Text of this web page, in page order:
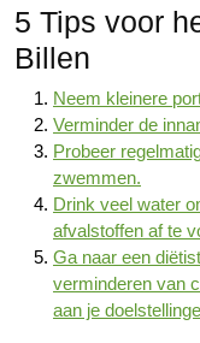
5 Tips voor
Billen
Neem kleinere
Verminder de
Probeer
zwemmen.
Drink veel water
afvalstoffen af te
Ga naar een
verminderen van
aan je